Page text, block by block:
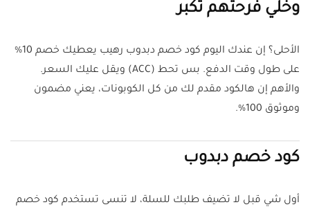
وخلي فرحتهم تكبر
الأحلى؟ إن عندك اليوم كود خصم دبدوب رهيب يعطيك خصم 10%
على طول وقت الدفع. بس تحط (ACC) ويقل عليك السعر.
والأهم إن هالكود مقدم لك من كل الكوبونات، يعني مضمون
وموثوق 100%.
كود خصم دبدوب
أول شي قبل لا تضيف طلبك للسلة، لا تنسى تستخدم كود خصم